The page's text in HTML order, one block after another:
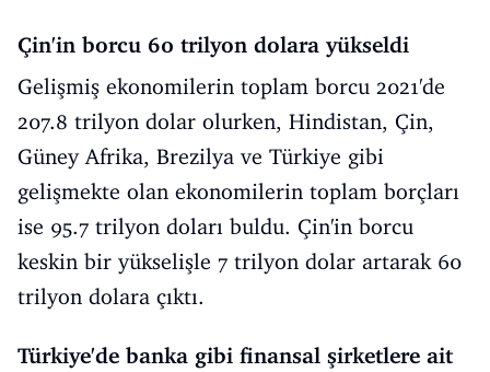
Çin'in borcu 60 trilyon dolara yükseldi
Gelişmiş ekonomilerin toplam borcu 2021'de
207.8 trilyon dolar olurken, Hindistan, Çin,
Güney Afrika, Brezilya ve Türkiye gibi
gelişmekte olan ekonomilerin toplam borçları
ise 95.7 trilyon doları buldu. Çin'in borcu
keskin bir yükselişle 7 trilyon dolar artarak 60
trilyon dolara çıktı.
Türkiye'de banka gibi finansal şirketlere ait